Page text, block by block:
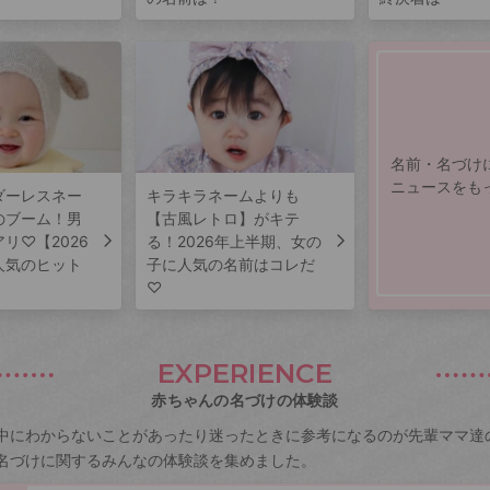
ーレスネー
ーム！男
リ♡【2026
のヒット
キラキラネームよりも
【古風レトロ】がキテ
る！2026年上半期、女の
子に人気の名前はコレだ
♡
名前・名づけ
ニュースをも
EXPERIENCE
赤ちゃんの名づけの体験談
にわからないことがあったり迷ったときに参考になるのが先輩ママ達
づけに関するみんなの体験談を集めました。